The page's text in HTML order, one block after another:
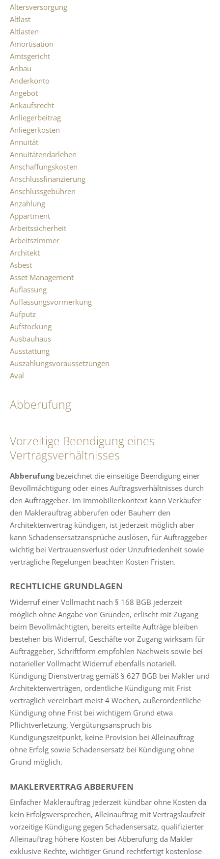
Altersversorgung
Altlast
Altlasten
Amortisation
Amtsgericht
Anbau
Anderkonto
Angebot
Ankaufsrecht
Anliegerbeitrag
Anliegerkosten
Annuität
Annuitätendarlehen
Anschaffungskosten
Anschlussfinanzierung
Anschlussgebühren
Anzahlung
Appartment
Arbeitssicherheit
Arbeitszimmer
Architekt
Asbest
Asset Management
Auflassung
Auflassungsvormerkung
Aufputz
Aufstockung
Ausbauhaus
Ausstattung
Auszahlungsvoraussetzungen
Aval
Abberufung
Vorzeitige Beendigung eines
Vertragsverhältnisses
Abberufungbezeichnet die einseitige Beendigung einer
Bevollmächtigung oder eines Auftragsverhältnisses durch
den Auftraggeber. Im Immobilienkontext kann Verkäufer
den Maklerauftrag abberufen oder Bauherr den
Architektenvertrag kündigen, ist jederzeit möglich aber
kann Schadensersatzansprüche auslösen, für Auftraggeber
wichtig bei Vertrauensverlust oder Unzufriedenheit sowie
vertragliche Regelungen beachten Kosten Fristen.
RECHTLICHE GRUNDLAGEN
Widerruf einer Vollmacht nach § 168 BGB jederzeit
möglich ohne Angabe von Gründen, erlischt mit Zugang
beim Bevollmächtigten, bereits erteilte Aufträge bleiben
bestehen bis Widerruf, Geschäfte vor Zugang wirksam für
Auftraggeber, Schriftform empfohlen Nachweis sowie bei
notarieller Vollmacht Widerruf ebenfalls notariell.
Kündigung Dienstvertrag gemäß § 627 BGB bei Makler und
Architektenverträgen, ordentliche Kündigung mit Frist
vertraglich vereinbart meist 4 Wochen, außerordentliche
Kündigung ohne Frist bei wichtigem Grund etwa
Pflichtverletzung, Vergütungsanspruch bis
Kündigungszeitpunkt, keine Provision bei Alleinauftrag
ohne Erfolg sowie Schadensersatz bei Kündigung ohne
Grund möglich.
MAKLERVERTRAG ABBERUFEN
Einfacher Maklerauftrag jederzeit kündbar ohne Kosten da
kein Erfolgsversprechen, Alleinauftrag mit Vertragslaufzeit
vorzeitige Kündigung gegen Schadensersatz, qualifizierter
Alleinauftrag höhere Kosten bei Abberufung da Makler
exklusive Rechte, wichtiger Grund rechtfertigt kostenlose